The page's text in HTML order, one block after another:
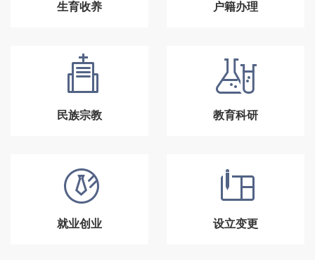
生育收养 户籍办理
民族宗教 教育科研
就业创业 设立变更